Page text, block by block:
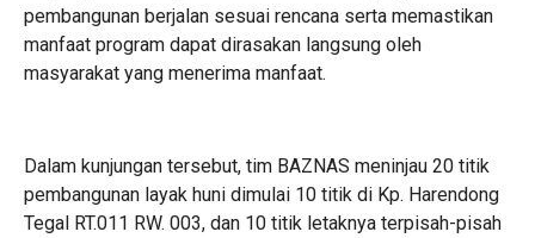
pembangunan berjalan sesuai rencana serta memastikan
manfaat program dapat dirasakan langsung oleh
masyarakat yang menerima manfaat.
Dalam kunjungan tersebut, tim BAZNAS meninjau 20 titik
pembangunan layak huni dimulai 10 titik di Kp. Harendong
Tegal RT.011 RW. 003, dan 10 titik letaknya terpisah-pisah